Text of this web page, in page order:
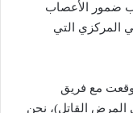
ضمور الأعصاب
المركزي التي
وقعت مع فريق
المرض القاتل)، نحن